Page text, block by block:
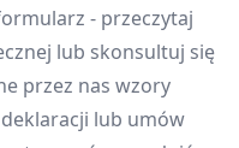
- przeczytaj
lub skonsultuj się
przez nas wzory
lub umów